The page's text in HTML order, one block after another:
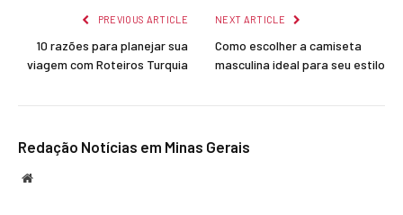
PREVIOUS ARTICLE
10 razões para planejar sua
viagem com Roteiros Turquia
NEXT ARTICLE
Como escolher a camiseta
masculina ideal para seu estilo
Redação Notícias em Minas Gerais
Website